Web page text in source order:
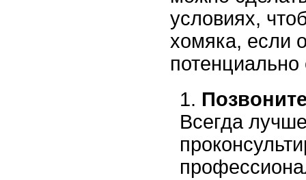
условиях,
хомяка, если
потенциально
Всегда